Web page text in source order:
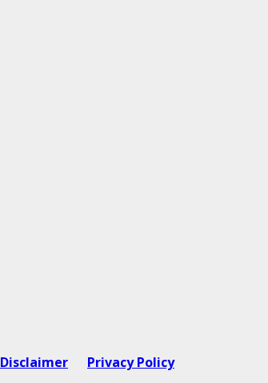
Disclaimer
Privacy Policy